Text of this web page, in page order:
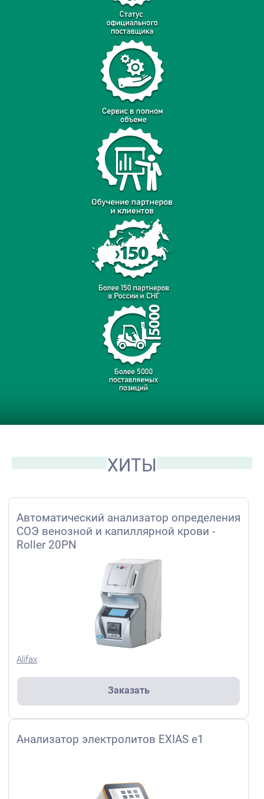
ХИТЫ
Автоматический анализатор определения
СОЭ венозной и капиллярной крови -
Roller 20PN
Alifax
Заказать
Анализатор электролитов EXIAS e1